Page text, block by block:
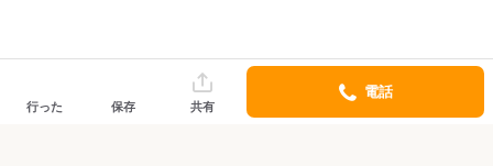
行った 保存 共有
電話